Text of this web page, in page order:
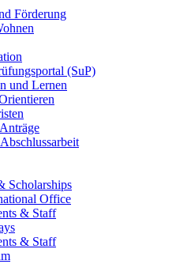
Förderung
(SuP)
und Lernen
Scholarships
Office
& Staff
& Staff